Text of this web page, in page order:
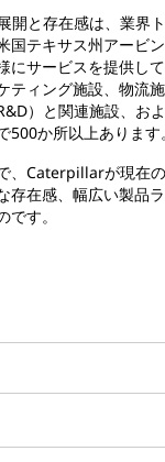
開と存在感は、業界
国テキサス州アービ
にサービスを提供し
ティング施設、物流
）と関連施設、お
500か所以上あります。
、Caterpillarが現在
存在感、幅広い製品
す。